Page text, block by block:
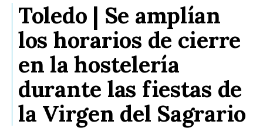
Toledo | Se amplían
los horarios de cierre
en la hostelería
durante las fiestas de
la Virgen del Sagrario